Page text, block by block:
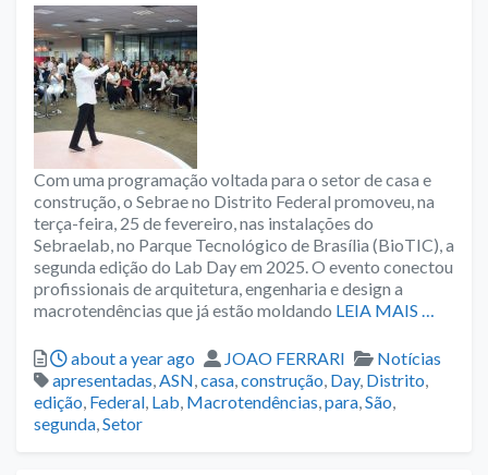
Com uma programação voltada para o setor de casa e
construção, o Sebrae no Distrito Federal promoveu, na
terça-feira, 25 de fevereiro, nas instalações do
Sebraelab, no Parque Tecnológico de Brasília (BioTIC), a
segunda edição do Lab Day em 2025. O evento conectou
profissionais de arquitetura, engenharia e design a
macrotendências que já estão moldando LEIA MAIS …
Posted
about a year ago Author
JOAO FERRARI Categories
Notícias
Tags
apresentadas,ASN,casa,construção, Day, Distrito,
edição, Federal, Lab, Macrotendências,para,São,
segunda,Setor